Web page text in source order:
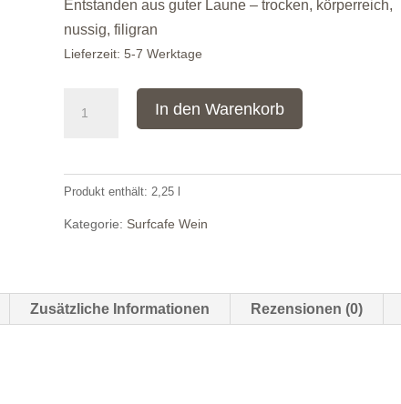
Entstanden aus guter Laune – trocken, körperreich,
nussig, filigran
Lieferzeit:5-7 Werktage
Tina
Pfaffmann,
Pfalz
Karton
Menge
In den Warenkorb
Produkt enthält: 2,25
Kategorie: Surfcafe Wein
Zusätzliche Informationen Rezensionen (0)